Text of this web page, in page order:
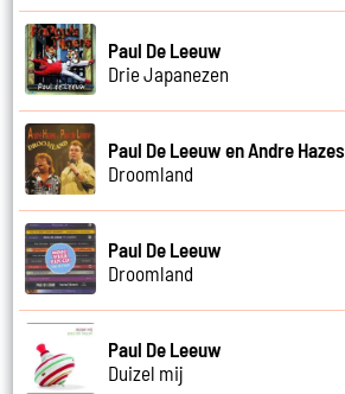
Paul De Leeuw
Drie Japanezen
Paul De Leeuw en Andre Hazes
Droomland
Paul De Leeuw
Droomland
Paul De Leeuw
Duizel mij